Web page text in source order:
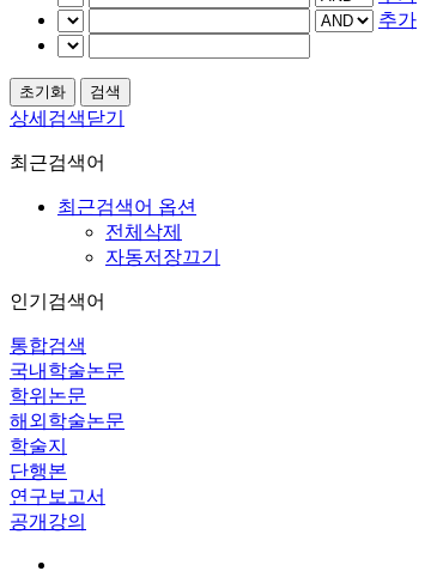
추가
상세검색닫기
최근검색어
최근검색어 옵션
전체삭제
자동저장끄기
인기검색어
통합검색
국내학술논문
학위논문
해외학술논문
학술지
단행본
연구보고서
공개강의